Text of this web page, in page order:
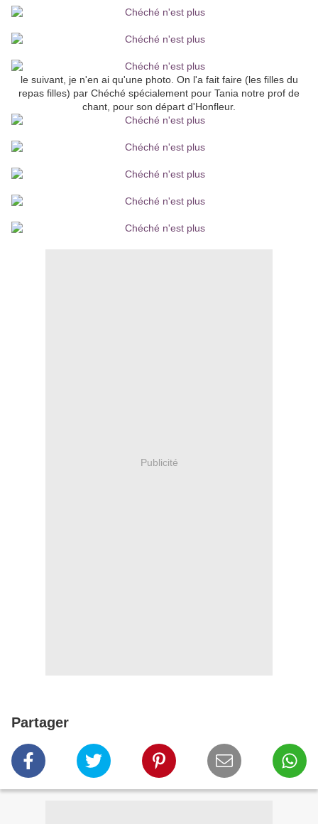
le suivant, je n'en ai qu'une photo. On l'a fait faire (les filles du
repas filles) par Chéché spécialement pour Tania notre prof de
chant, pour son départ d'Honfleur.
Publicité
Partager